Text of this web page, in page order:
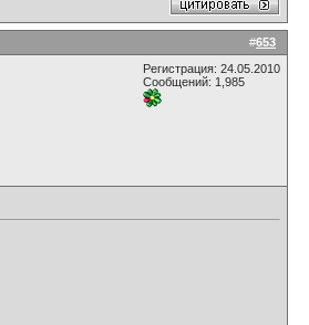
#653
Регистрация: 24.05.2010
Сообщений: 1,985